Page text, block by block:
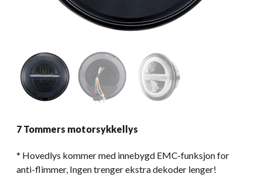
7 Tommers motorsykkellys
* Hovedlys kommer med innebygd EMC-funksjon for
anti-flimmer, Ingen trenger ekstra dekoder lenger!